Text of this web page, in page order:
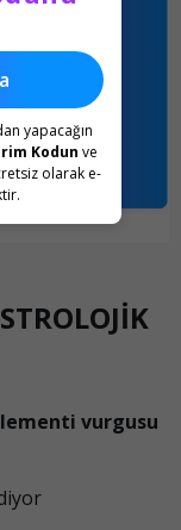
yapacağın
Kodun ve
olarak e-
vurgusu